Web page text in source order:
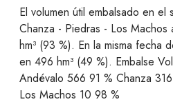
El volumen útil embalsado en el
Chanza - Piedras - Los
hm³ (93 %). En la misma fecha
en 496 hm³ (49 %). Embalse
Andévalo 566 91 % Chanza
Los Machos 10 98 %